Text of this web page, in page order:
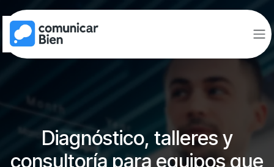
Ir al contenido
Diagnóstico, talleres y
consultoría para equipos que